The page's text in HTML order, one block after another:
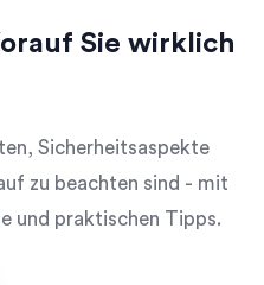
Sie wirklich
Sicherheitsaspekte
zu beachten sind - mit
und praktischen Tipps.